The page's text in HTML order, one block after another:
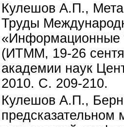
Кулешов А.П.,
Труды
«Информационные
(ИТММ, 19-26
академии наук
2010. С. 209-210.
Кулешов А.П.,